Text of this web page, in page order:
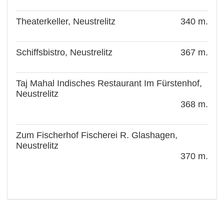
Theaterkeller, Neustrelitz 340 m.
Schiffsbistro, Neustrelitz 367 m.
Taj Mahal Indisches Restaurant Im Fürstenhof,
Neustrelitz
368 m.
Zum Fischerhof Fischerei R. Glashagen,
Neustrelitz
370 m.